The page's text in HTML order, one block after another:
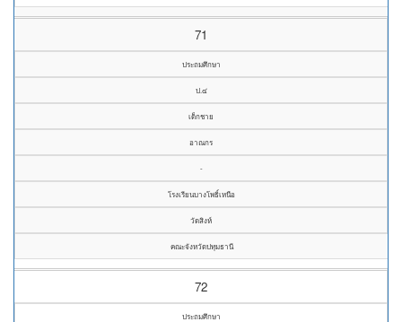
71
ประถมศึกษา
ป.๔
เด็กชาย
อาณกร
-
โรงเรียนบางโพธิ์เหนือ
วัดสิงห์
คณะจังหวัดปทุมธานี
72
ประถมศึกษา